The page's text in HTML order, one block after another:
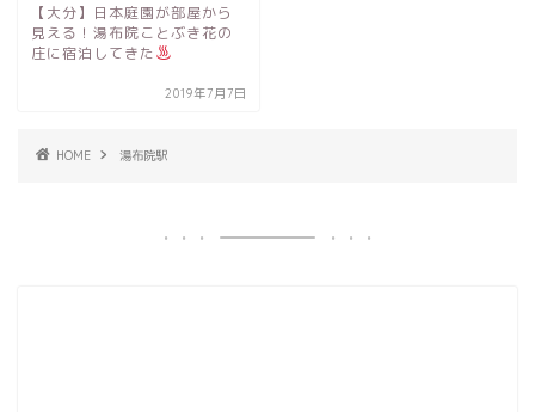
【大分】日本庭園が部屋から
見える！湯布院ことぶき花の
庄に宿泊してきた
2019年7月7日
HOME 湯布院駅